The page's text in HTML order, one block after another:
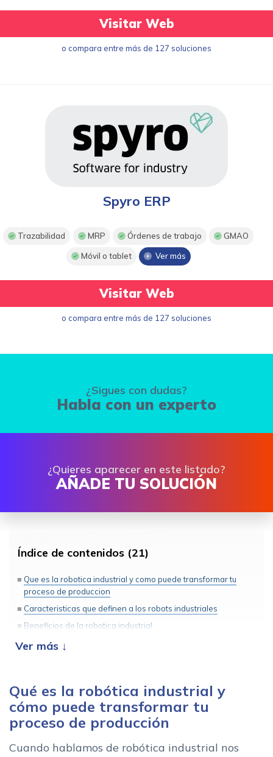
Visitar Web
o compara entre más de 127 soluciones
Spyro ERP
Trazabilidad MRP Órdenes de trabajo GMAO
Móvil o tablet Ver más
Visitar Web
o compara entre más de 127 soluciones
¿Sigues con dudas?
Habla con un experto
¿Quieres aparecer en este listado?
AÑADE TU SOLUCIÓN
Índice de contenidos (21)
Que es la robotica industrial y como puede transformar tu
proceso de produccion
Caracteristicas que definen a los robots industriales
Beneficios de la robotica industrial
Tipos de robot industrial y ejemplos de uso
Robots moviles autonomos (AMR)
Vehiculos de guiado automatico (AGV)
Robots cartesianos o Gantry
Robots Delta
Qué es la robótica industrial y
cómo puede transformar tu
proceso de producción
Cuando hablamos de robótica industrial nos